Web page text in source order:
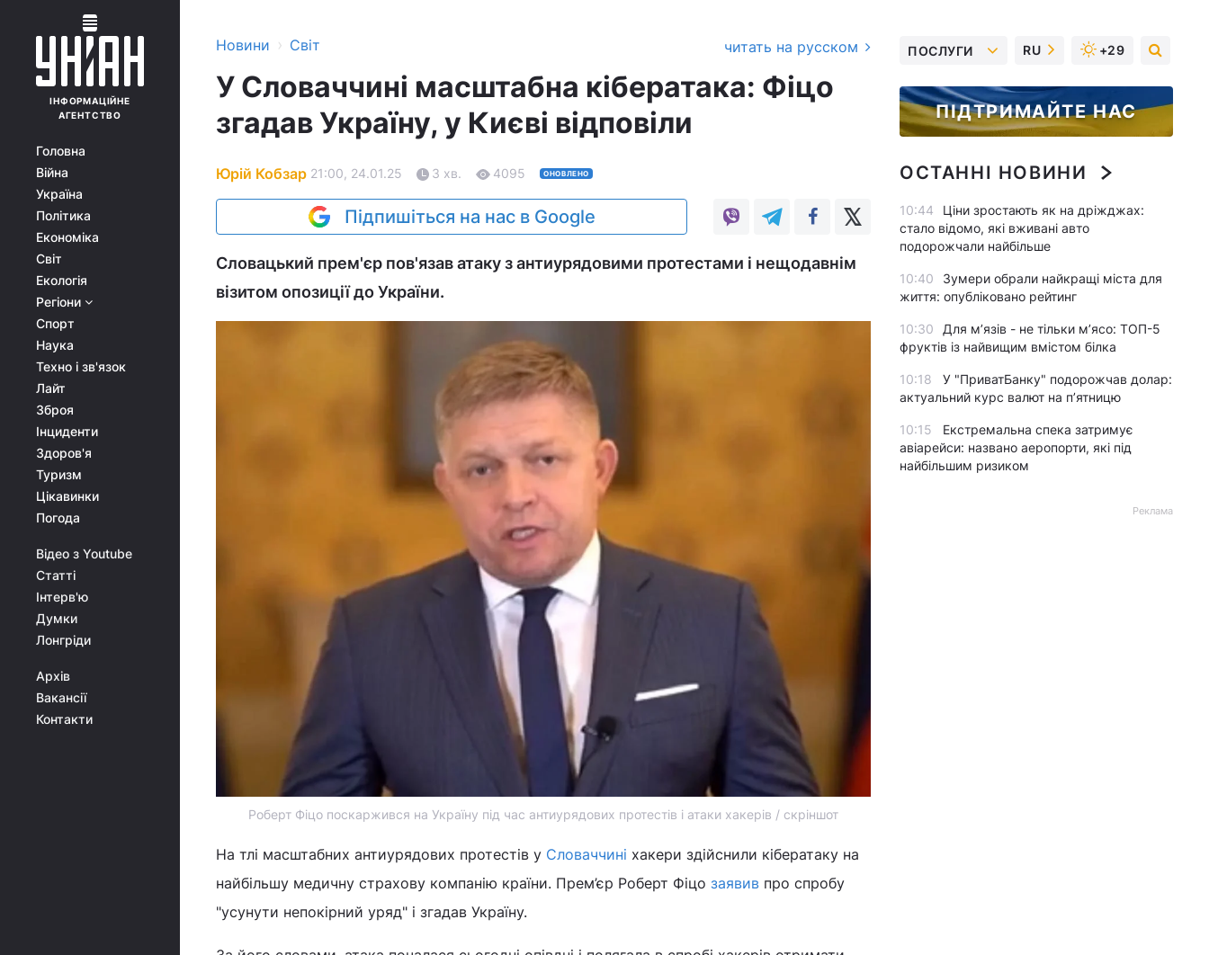
ІНФОРМАЦІЙНЕ
АГЕНТСТВО
Головна
Війна
Україна
Політика
Економіка
Світ
Екологія
Регіони
Спорт
Наука
Техно і зв'язок
Лайт
Зброя
Інциденти
Здоров'я
Туризм
Цікавинки
Погода
Відео з Youtube
Статті
Інтерв'ю
Думки
Лонгріди
Архів
Вакансії
Контакти
Новини › Світ читать на русском
У Словаччині масштабна кібератака: Фіцо
згадав Україну, у Києві відповіли
Юрій Кобзар 21:00, 24.01.25 3 хв. 4095 ОНОВЛЕНО
Підпишіться на нас в Google
Словацький прем'єр пов'язав атаку з антиурядовими протестами і нещодавнім
візитом опозиції до України.
Роберт Фіцо поскаржився на Україну під час антиурядових протестів і атаки хакерів / скріншот
На тлі масштабних антиурядових протестів у Словаччині хакери здійснили кібератаку на
найбільшу медичну страхову компанію країни. Прем’єр Роберт Фіцо заявив про спробу
"усунути непокірний уряд" і згадав Україну.
ПОСЛУГИ RU +29
ПІДТРИМАЙТЕ НАС
ОСТАННІ НОВИНИ
10:44
Ціни зростають як на дріжджах:
стало відомо, які вживані авто
подорожчали найбільше
10:40
Зумери обрали найкращі міста для
життя: опубліковано рейтинг
10:30
Для м’язів - не тільки м’ясо: ТОП-5
фруктів із найвищим вмістом білка
10:18
У "ПриватБанку" подорожчав долар:
актуальний курс валют на п’ятницю
10:15
Екстремальна спека затримує
авіарейси: названо аеропорти, які під
найбільшим ризиком
Реклама